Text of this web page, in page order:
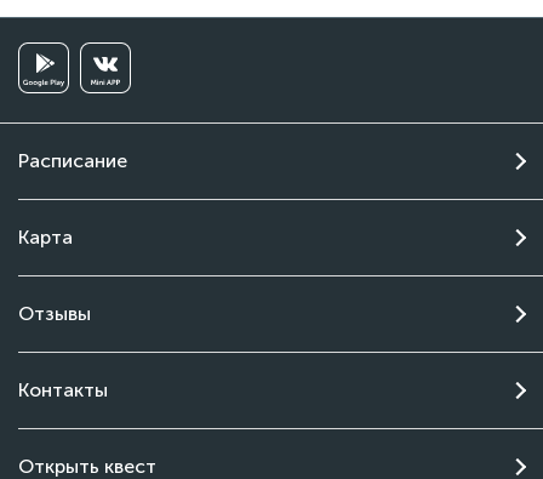
Расписание
Карта
Отзывы
Контакты
Открыть квест